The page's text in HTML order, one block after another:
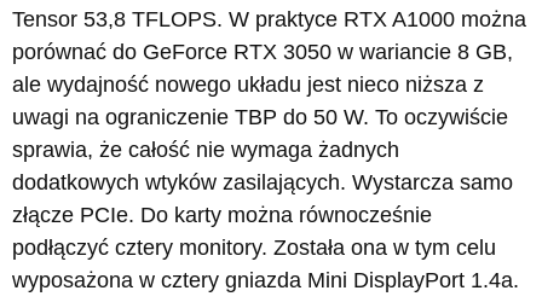
Tensor 53,8 TFLOPS. W praktyce RTX A1000 można
porównać do GeForce RTX 3050 w wariancie 8 GB,
ale wydajność nowego układu jest nieco niższa z
uwagi na ograniczenie TBP do 50 W. To oczywiście
sprawia, że całość nie wymaga żadnych
dodatkowych wtyków zasilających. Wystarcza samo
złącze PCIe. Do karty można równocześnie
podłączyć cztery monitory. Została ona w tym celu
wyposażona w cztery gniazda Mini DisplayPort 1.4a.